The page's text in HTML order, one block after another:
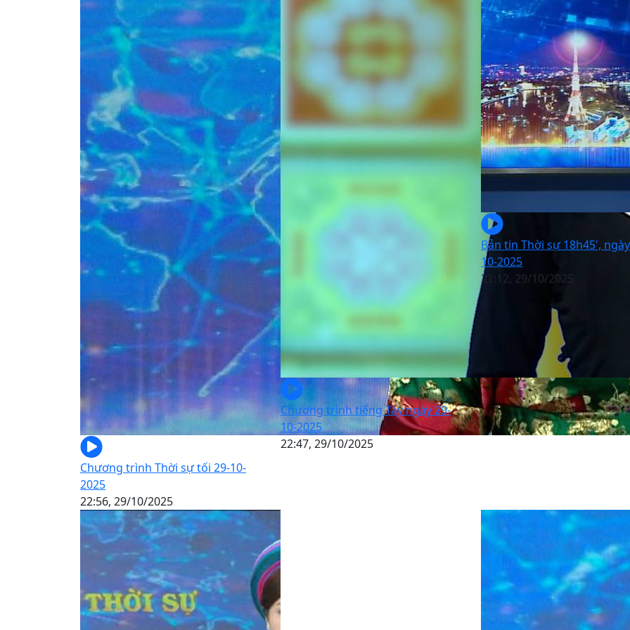
Chương trình Thời sự tối 29-10-
2025
22:56, 29/10/2025
Chương trình tiếng Tày ngày 29-
10-2025
22:47, 29/10/2025
Bản tin Thời sự 18h45',
10-2025
21:12, 29/10/2025